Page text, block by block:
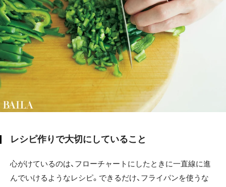
レシピ作りで大切にしていること
心がけているのは、フローチャートにしたときに一直線に進
んでいけるようなレシピ。できるだけ、フライパンを使うな